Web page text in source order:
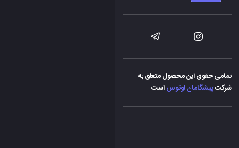
تمامی حقوق این محصول متعلق به
شرکتپیشگامان لوتوساست